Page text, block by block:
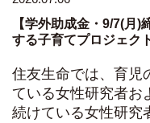
【学外助成金・9/7(月)
する子育てプロジェク
住友生命では、育児
ている女性研究者お
続けている女性研究